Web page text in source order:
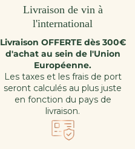
Livraison de vin à
l'international
Livraison OFFERTE dès 300€
d'achat au sein de l'Union
Européenne.
Les taxes et les frais de port
seront calculés au plus juste
en fonction du pays de
livraison.